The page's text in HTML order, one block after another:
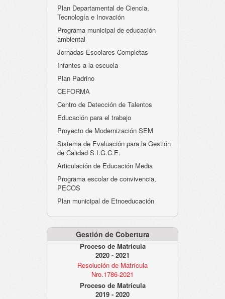
Plan Departamental de Ciencia,
Tecnología e Inovación
Programa municipal de educación
ambiental
Jornadas Escolares Completas
Infantes a la escuela
Plan Padrino
CEFORMA
Centro de Detección de Talentos
Educación para el trabajo
Proyecto de Modernización SEM
Sistema de Evaluación para la Gestión
de Calidad S.I.G.C.E.
Articulación de Educación Media
Programa escolar de convivencia,
PECOS
Plan municipal de Etnoeducación
Gestión de Cobertura
Proceso de Matrícula
2020 - 2021
Resolución de Matrícula
Nro.1786-2021
Proceso de Matrícula
2019 - 2020